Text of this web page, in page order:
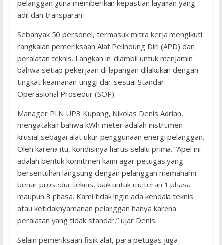
pelanggan guna memberikan kepastian layanan yang
adil dan transparan.
Sebanyak 50 personel, termasuk mitra kerja mengikuti
rangkaian pemeriksaan Alat Pelindung Diri (APD) dan
peralatan teknis. Langkah ini diambil untuk menjamin
bahwa setiap pekerjaan di lapangan dilakukan dengan
tingkat keamanan tinggi dan sesuai Standar
Operasional Prosedur (SOP).
Manager PLN UP3 Kupang, Nikolas Denis Adrian,
mengatakan bahwa kWh meter adalah instrumen
krusial sebagai alat ukur penggunaan energi pelanggan.
Oleh karena itu, kondisinya harus selalu prima. “Apel ini
adalah bentuk komitmen kami agar petugas yang
bersentuhan langsung dengan pelanggan memahami
benar prosedur teknis, baik untuk meteran 1 phasa
maupun 3 phasa. Kami tidak ingin ada kendala teknis
atau ketidaknyamanan pelanggan hanya karena
peralatan yang tidak standar,” ujar Denis.
Selain pemeriksaan fisik alat, para petugas juga